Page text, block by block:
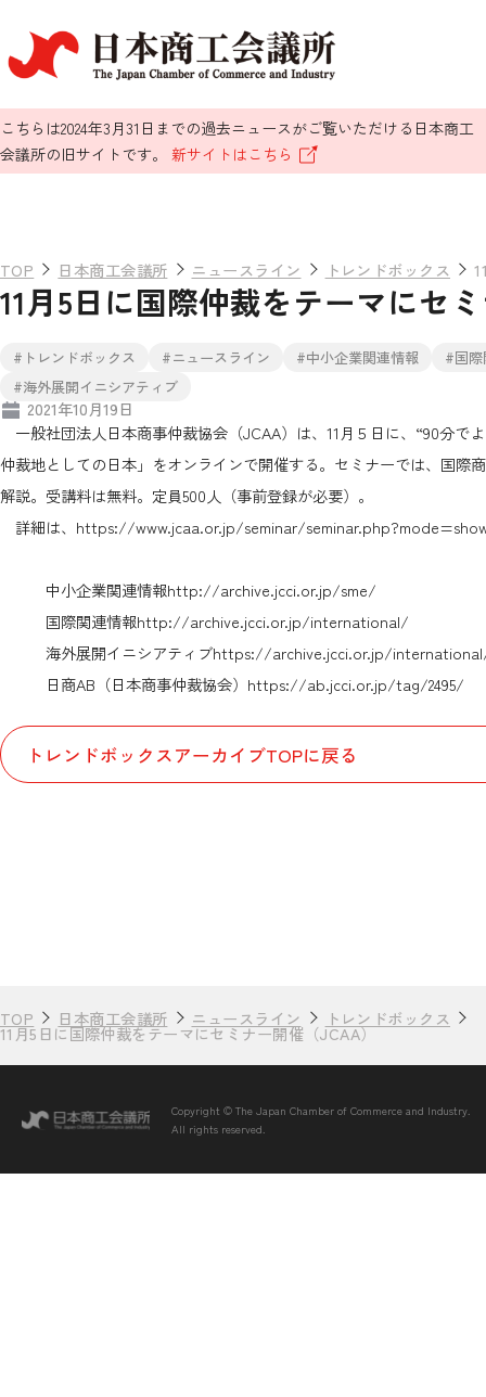
こちらは2024年3月31日までの過去ニュースがご覧いただける日本商工
会議所の旧サイトです。 新サイトはこちら
TOP 日本商工会議所 ニュースライン トレンドボックス
11月5日に国際仲裁をテーマにセ
#トレンドボックス #ニュースライン #中小企業関連情報
#国際
#海外展開イニシアティブ
2021年10月19日
一般社団法人日本商事仲裁協会（JCAA）は、11月５日に、“90分で
仲裁地としての日本」をオンラインで開催する。セミナーでは、国際
解説。受講料は無料。定員500人（事前登録が必要）。
詳細は、 https://www.jcaa.or.jp/seminar/
中小企業関連情報http://archive.jcci.or.jp/sme/
国際関連情報http://archive.jcci.or.jp/international/
海外展開イニシアティブhttps://archive.jcci.or.jp/
日商AB（日本商事仲裁協会） https://ab.jcci.or.jp/tag/2495/
トレンドボックスアーカイブTOPに戻る
TOP 日本商工会議所 ニュースライン トレンドボックス
11月5日に国際仲裁をテーマにセミナー開催（JCAA）
Copyright © The Japan Chamber of Commerce and Industry.
All rights reserved.